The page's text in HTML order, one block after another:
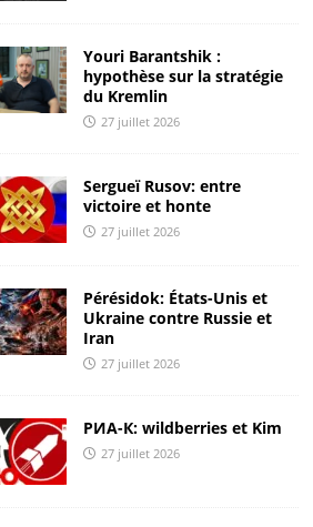
de frapper à la source des
: rapport ЦМАКП et
ANALYSES & RÉACTIONS
nous devons aider
Youri Barantshik :
hypothèse sur la stratégie
du Kremlin
27 juillet 2026
Sergueï Rusov: entre
victoire et honte
27 juillet 2026
Pérésidok: États-Unis et
Ukraine contre Russie et
Iran
27 juillet 2026
РИА-К: wildberries et Kim
27 juillet 2026